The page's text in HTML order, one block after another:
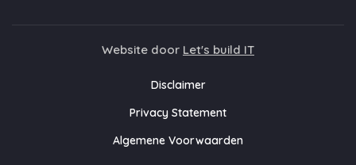
Website door Let's build IT
Disclaimer
Privacy Statement
Algemene Voorwaarden